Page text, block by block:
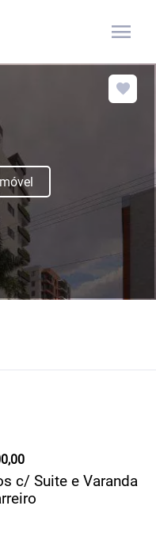
menu
c/ Suite e Varanda